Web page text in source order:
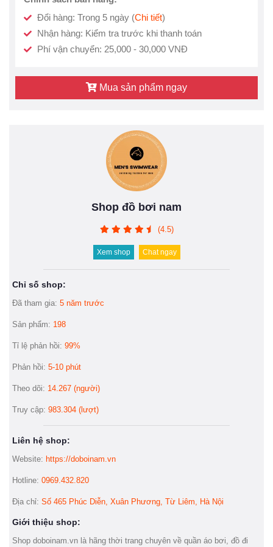
Đổi hàng: Trong 5 ngày (Chi tiết)
Nhận hàng: Kiểm tra trước khi thanh toán
Phí vận chuyển: 25,000 - 30,000 VNĐ
Mua sản phẩm ngay
Shop đồ bơi nam
(4.5)
Xem shop Chat ngay
Chỉ số shop:
Đã tham gia: 5 năm trước
Sản phẩm: 198
Tỉ lệ phản hồi: 99%
Phản hồi: 5-10 phút
Theo dõi: 14.267 (người)
Truy cập: 983.304 (lượt)
Liên hệ shop:
Website: https://doboinam.vn
Hotline: 0969.432.820
Địa chỉ: Số 465 Phúc Diễn, Xuân Phương, Từ Liêm, Hà Nội
Giới thiệu shop:
Shop doboinam.vn là hãng thời trang chuyên về quần áo bơi, đồ đi